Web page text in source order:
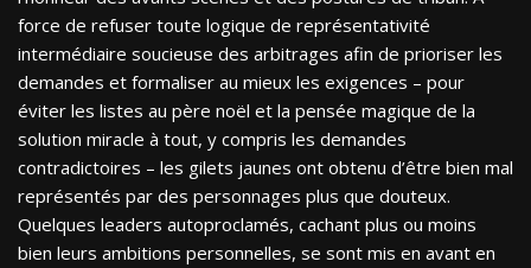
force de refuser toute logique de représentativité
intermédiaire soucieuse des arbitrages afin de prioriser les
demandes et formaliser au mieux les exigences – pour
éviter les listes au père noël et la pensée magique de la
solution miracle à tout, y compris les demandes
contradictoires – les gilets jaunes ont obtenu d’être bien mal
représentés par des personnages plus que douteux.
Quelques leaders autoproclamés, cachant plus ou moins
bien leurs ambitions personnelles, se sont mis en avant en